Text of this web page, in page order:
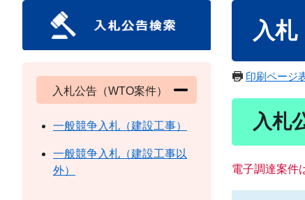
入札
印刷ページ
入札
電子調達案件
入札公告（WTO案件）
一般競争入札（建設工事）
一般競争入札（建設工事以
外）